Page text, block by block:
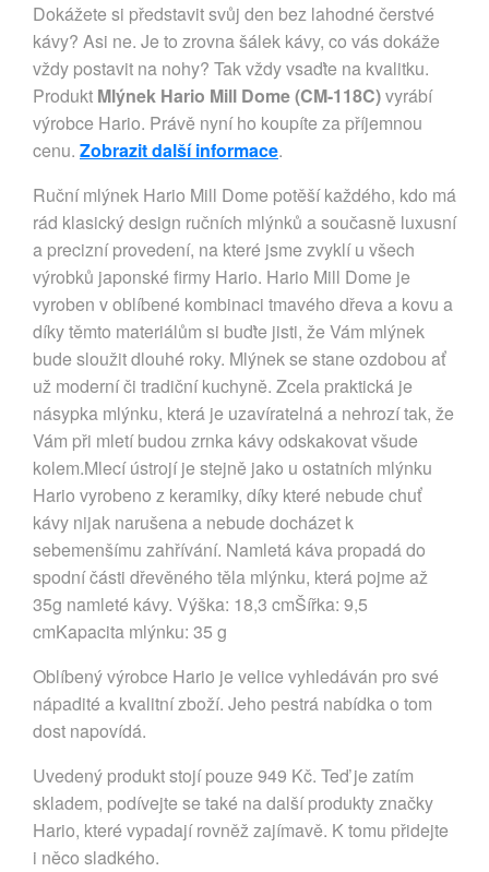
Dokážete si představit svůj den bez lahodné čerstvé
kávy? Asi ne. Je to zrovna šálek kávy, co vás dokáže
vždy postavit na nohy? Tak vždy vsaďte na kvalitku.
Produkt Mlýnek Hario Mill Dome (CM-118C)vyrábí
výrobce Hario. Právě nyní ho koupíte za příjemnou
cenu. Zobrazit další informace.
Ruční mlýnek Hario Mill Dome potěší každého, kdo má
rád klasický design ručních mlýnků a současně luxusní
a precizní provedení, na které jsme zvyklí u všech
výrobků japonské firmy Hario. Hario Mill Dome je
vyroben v oblíbené kombinaci tmavého dřeva a kovu a
díky těmto materiálům si buďte jisti, že Vám mlýnek
bude sloužit dlouhé roky. Mlýnek se stane ozdobou ať
už moderní či tradiční kuchyně. Zcela praktická je
násypka mlýnku, která je uzavíratelná a nehrozí tak, že
Vám při mletí budou zrnka kávy odskakovat všude
kolem.Mlecí ústrojí je stejně jako u ostatních mlýnku
Hario vyrobeno z keramiky, díky které nebude chuť
kávy nijak narušena a nebude docházet k
sebemenšímu zahřívání. Namletá káva propadá do
spodní části dřevěného těla mlýnku, která pojme až
35g namleté kávy. Výška: 18,3 cmŠířka: 9,5
cmKapacita mlýnku: 35 g
Oblíbený výrobce Hario je velice vyhledáván pro své
nápadité a kvalitní zboží. Jeho pestrá nabídka o tom
dost napovídá.
Uvedený produkt stojí pouze 949 Kč. Teď je zatím
skladem, podívejte se také na další produkty značky
Hario, které vypadají rovněž zajímavě. K tomu přidejte
i něco sladkého.